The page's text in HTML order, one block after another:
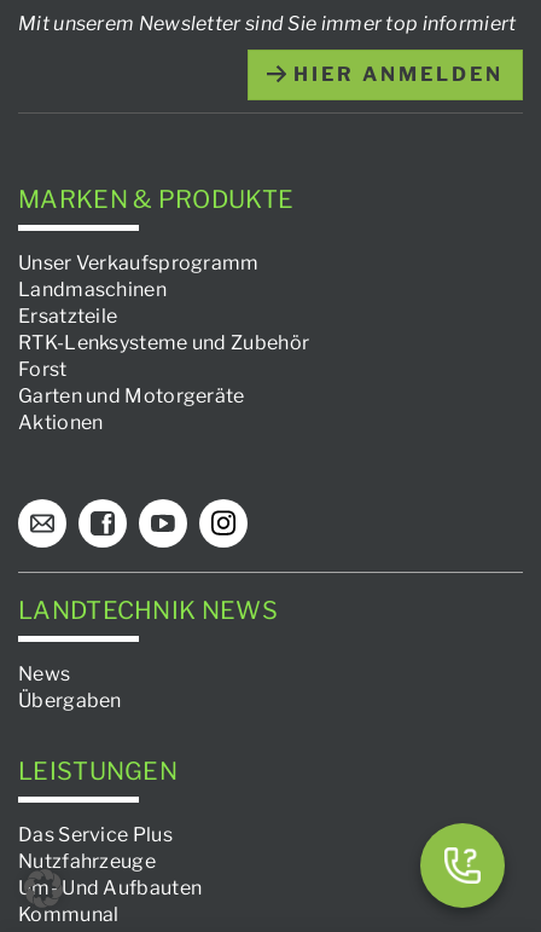
Mit unserem Newsletter sind Sie immer top informiert
HIER ANMELDEN
MARKEN & PRODUKTE
Unser Verkaufsprogramm
Landmaschinen
Ersatzteile
RTK-Lenksysteme und Zubehör
Forst
Garten und Motorgeräte
Aktionen
LANDTECHNIK NEWS
News
Übergaben
LEISTUNGEN
Das Service Plus
Nutzfahrzeuge
Um- Und Aufbauten
Kommunal